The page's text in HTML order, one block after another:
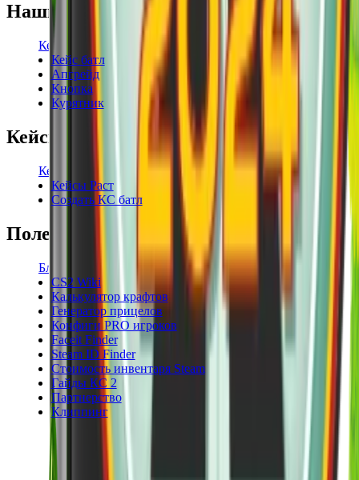
Наши режимы
Кейсы
Кейс батл
Апгрейд
Кнопка
Курятник
Кейсы
Кейсы КС2
Кейсы Раст
Создать КС батл
Полезное
Блог
CS2 Wiki
Калькулятор крафтов
Генератор прицелов
Конфиги PRO игроков
Faceit Finder
Steam ID Finder
Стоимость инвентаря Steam
Гайды КС 2
Партнерство
Клиппинг